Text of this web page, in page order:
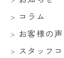
コラム
お客様の声
スタッフ